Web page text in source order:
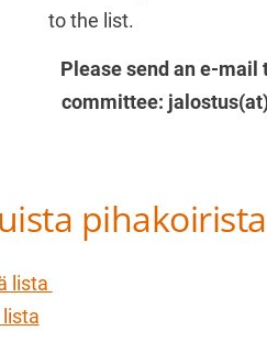
to the list.
Please send an e-mail
committee:
pihakoirista
lista